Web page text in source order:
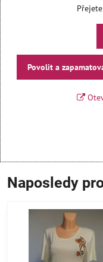
Povolit a
Naposledy